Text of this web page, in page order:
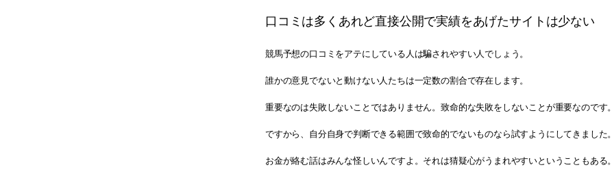
口コミは多くあれど直接公開で実績をあげたサイトは少ない
競馬予想の口コミをアテにしている人は騙されやすい人でしょう。
誰かの意見でないと動けない人たちは一定数の割合で存在します。
重要なのは失敗しないことではありません。致命的な失敗をしないことが重要なのです。
ですから、自分自身で判断できる範囲で致命的でないものなら試すようにしてきました。
お金が絡む話はみんな怪しいんですよ。それは猜疑心がうまれやすいということもある。